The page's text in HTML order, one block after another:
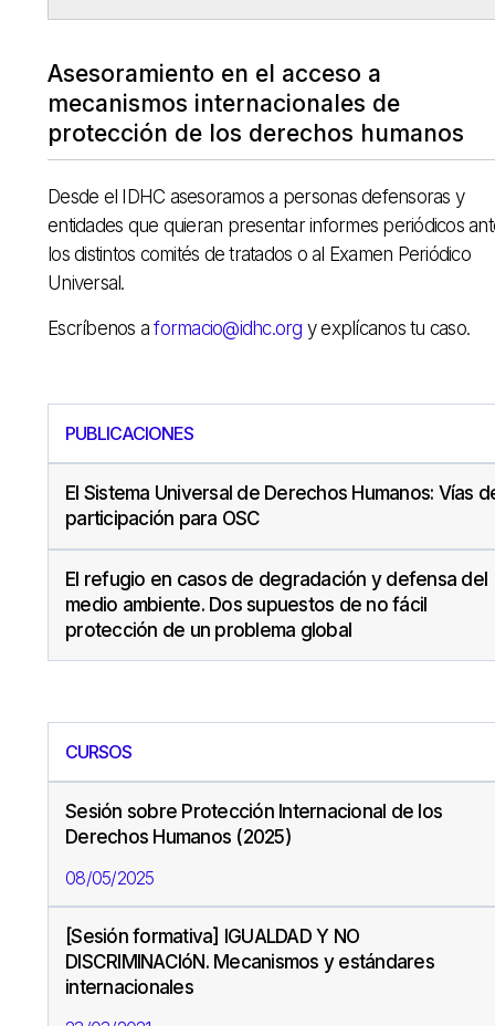
Asesoramiento en el acceso a
mecanismos internacionales de
protección de los derechos humanos
Desde el IDHC asesoramos a personas defensoras y
entidades que quieran presentar informes periódicos
los distintos comités de tratados o al Examen Periódico
Universal.
Escríbenos aformacio@idhc.org y explícanos tu caso.
PUBLICACIONES
El Sistema Universal de Derechos Humanos: Vías
participación para OSC
El refugio en casos de degradación y defensa del
medio ambiente. Dos supuestos de no fácil
protección de un problema global
CURSOS
Sesión sobre Protección Internacional de los
Derechos Humanos (2025)
08/05/2025
[Sesión formativa] IGUALDAD Y NO
DISCRIMINACIóN. Mecanismos y estándares
internacionales